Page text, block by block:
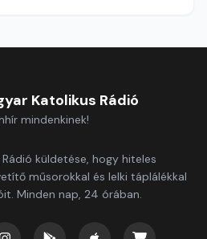
Katolikus Rádió
mindenkinek!
küldetése, hogy hiteles
műsorokkal és lelki táplálékkal
Minden nap, 24 órában.